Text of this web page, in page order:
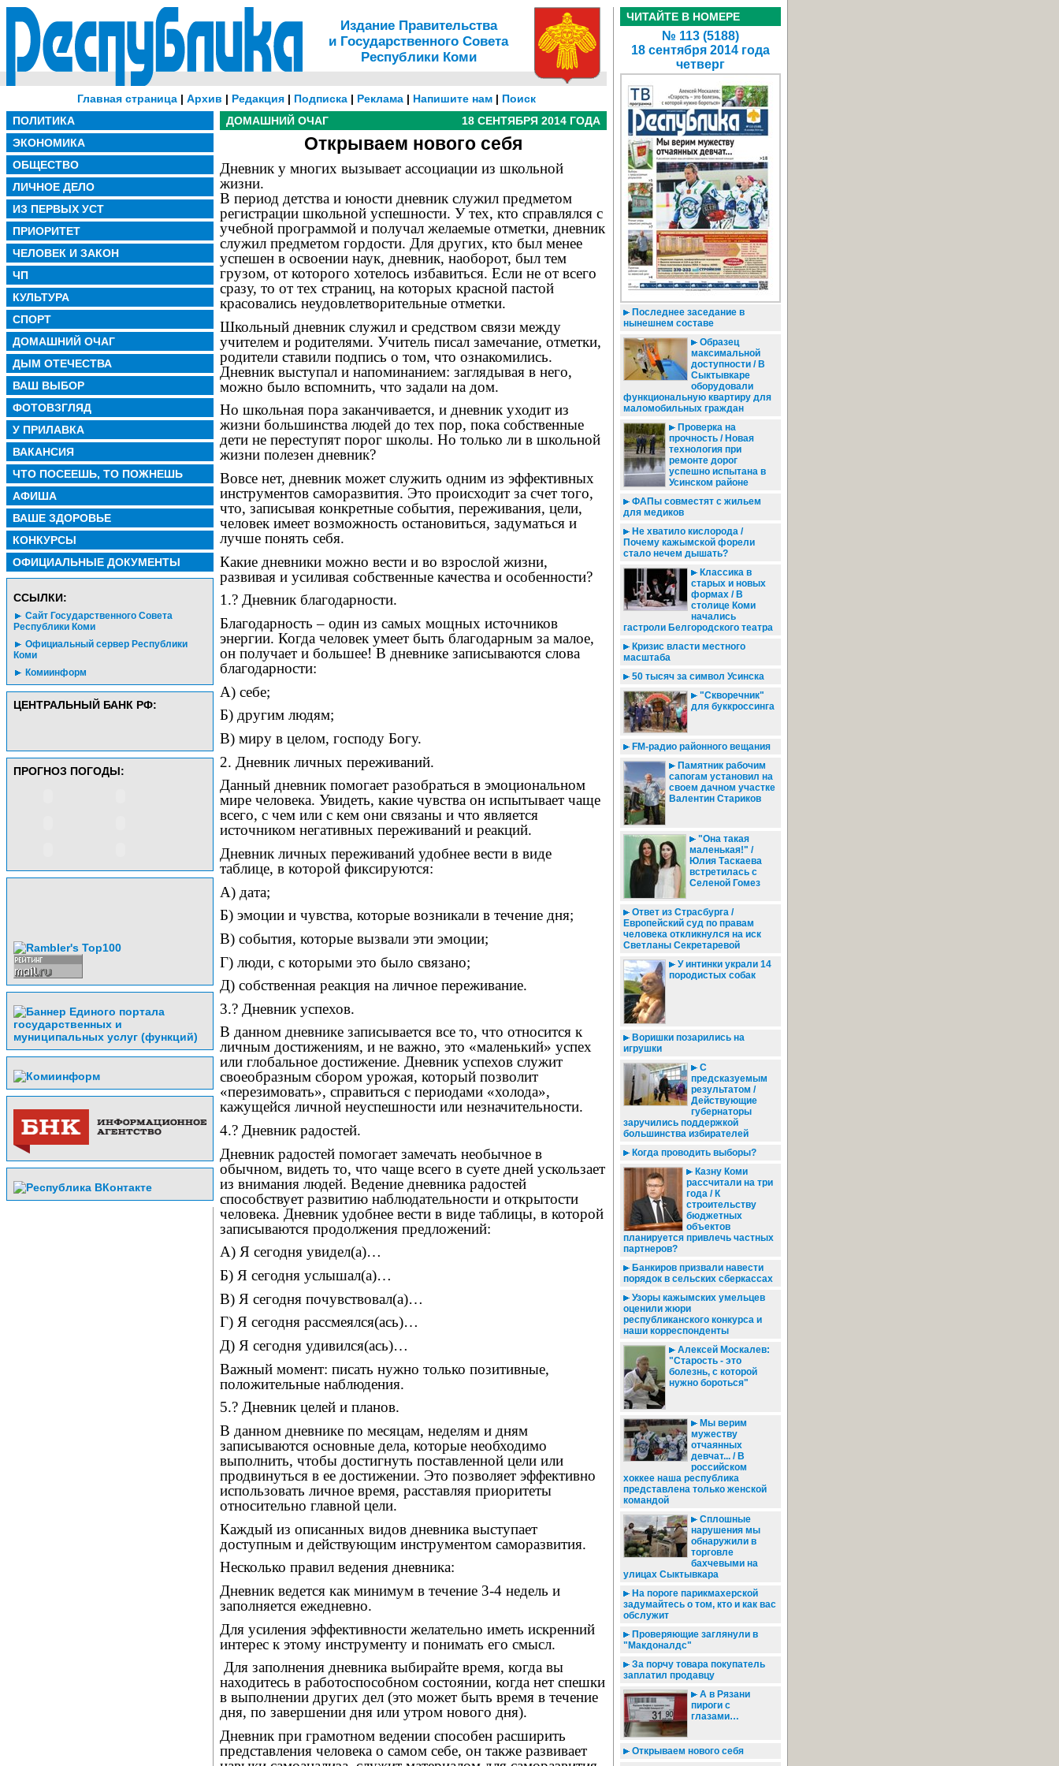
Издание Правительства
и Государственного Совета
Республики Коми
Главная страница | Архив | Редакция | Подписка | Реклама | Напишите нам | Поиск
ПОЛИТИКА
ЭКОНОМИКА
ОБЩЕСТВО
ЛИЧНОЕ ДЕЛО
ИЗ ПЕРВЫХ УСТ
ПРИОРИТЕТ
ЧЕЛОВЕК И ЗАКОН
ЧП
КУЛЬТУРА
СПОРТ
ДОМАШНИЙ ОЧАГ
ДЫМ ОТЕЧЕСТВА
ВАШ ВЫБОР
ФОТОВЗГЛЯД
У ПРИЛАВКА
ВАКАНСИЯ
ЧТО ПОСЕЕШЬ, ТО ПОЖНЕШЬ
АФИША
ВАШЕ ЗДОРОВЬЕ
КОНКУРСЫ
ОФИЦИАЛЬНЫЕ ДОКУМЕНТЫ
CСЫЛКИ:
Сайт Государственного Совета
Республики Коми
Официальный сервер Республики
Коми
Комиинформ
ЦЕНТРАЛЬНЫЙ БАНК РФ:
ПРОГНОЗ ПОГОДЫ:
ДОМАШНИЙ ОЧАГ 18 СЕНТЯБРЯ 2014 ГОДА
Открываем нового себя
Дневник у многих вызывает ассоциации из школьной
жизни.
В период детства и юности дневник служил предметом
регистрации школьной успешности. У тех, кто справлялся с
учебной программой и получал желаемые отметки, дневник
служил предметом гордости. Для других, кто был менее
успешен в освоении наук, дневник, наоборот, был тем
грузом, от которого хотелось избавиться. Если не от всего
сразу, то от тех страниц, на которых красной пастой
красовались неудовлетворительные отметки.
Школьный дневник служил и средством связи между
учителем и родителями. Учитель писал замечание, отметки,
родители ставили подпись о том, что ознакомились.
Дневник выступал и напоминанием: заглядывая в него,
можно было вспомнить, что задали на дом.
Но школьная пора заканчивается, и дневник уходит из
жизни большинства людей до тех пор, пока собственные
дети не переступят порог школы. Но только ли в школьной
жизни полезен дневник?
Вовсе нет, дневник может служить одним из эффективных
инструментов саморазвития. Это происходит за счет того,
что, записывая конкретные события, переживания, цели,
человек имеет возможность остановиться, задуматься и
лучше понять себя.
Какие дневники можно вести и во взрослой жизни,
развивая и усиливая собственные качества и особенности?
1.? Дневник благодарности.
Благодарность – один из самых мощных источников
энергии. Когда человек умеет быть благодарным за малое,
он получает и большее! В дневнике записываются слова
благодарности:
А) себе;
Б) другим людям;
В) миру в целом, господу Богу.
2. Дневник личных переживаний.
Данный дневник помогает разобраться в эмоциональном
мире человека. Увидеть, какие чувства он испытывает чаще
всего, с чем или с кем они связаны и что является
источником негативных переживаний и реакций.
Дневник личных переживаний удобнее вести в виде
таблице, в которой фиксируются:
А) дата;
Б) эмоции и чувства, которые возникали в течение дня;
В) события, которые вызвали эти эмоции;
Г) люди, с которыми это было связано;
Д) собственная реакция на личное переживание.
3.? Дневник успехов.
В данном дневнике записывается все то, что относится к
личным достижениям, и не важно, это «маленький» успех
или глобальное достижение. Дневник успехов служит
своеобразным сбором урожая, который позволит
«перезимовать», справиться с периодами «холода»,
кажущейся личной неуспешности или незначительности.
4.? Дневник радостей.
Дневник радостей помогает замечать необычное в
обычном, видеть то, что чаще всего в суете дней ускользает
из внимания людей. Ведение дневника радостей
способствует развитию наблюдательности и открытости
человека. Дневник удобнее вести в виде таблицы, в которой
записываются продолжения предложений:
А) Я сегодня увидел(а)…
Б) Я сегодня услышал(а)…
В) Я сегодня почувствовал(а)…
Г) Я сегодня рассмеялся(ась)…
Д) Я сегодня удивился(ась)…
Важный момент: писать нужно только позитивные,
положительные наблюдения.
5.? Дневник целей и планов.
В данном дневнике по месяцам, неделям и дням
записываются основные дела, которые необходимо
выполнить, чтобы достигнуть поставленной цели или
продвинуться в ее достижении. Это позволяет эффективно
использовать личное время, расставляя приоритеты
относительно главной цели.
Каждый из описанных видов дневника выступает
доступным и действующим инструментом саморазвития.
Несколько правил ведения дневника:
Дневник ведется как минимум в течение 3-4 недель и
заполняется ежедневно.
Для усиления эффективности желательно иметь искренний
интерес к этому инструменту и понимать его смысл.
Для заполнения дневника выбирайте время, когда вы
находитесь в работоспособном состоянии, когда нет спешки
в выполнении других дел (это может быть время в течение
дня, по завершении дня или утром нового дня).
Дневник при грамотном ведении способен расширить
представления человека о самом себе, он также развивает
ЧИТАЙТЕ В НОМЕРЕ
№ 113 (5188)
18 сентября 2014 года
четверг
Последнее заседание в
нынешнем составе
Образец
максимальной
доступности / В
Сыктывкаре
оборудовали
функциональную квартиру для
маломобильных граждан
Проверка на
прочность / Новая
технология при
ремонте дорог
успешно испытана в
Усинском районе
ФАПы совместят с жильем
для медиков
Не хватило кислорода /
Почему кажымской форели
стало нечем дышать?
Классика в
старых и новых
формах / В
столице Коми
начались
гастроли Белгородского театра
Кризис власти местного
масштаба
50 тысяч за символ Усинска
"Скворечник"
для буккроссинга
FM-радио районного вещания
Памятник рабочим
сапогам установил на
своем дачном участке
Валентин Стариков
"Она такая
маленькая!" /
Юлия Таскаева
встретилась с
Селеной Гомез
Ответ из Страсбурга /
Европейский суд по правам
человека откликнулся на иск
Светланы Секретаревой
У интинки украли 14
породистых собак
Воришки позарились на
игрушки
С
предсказуемым
результатом /
Действующие
губернаторы
заручились поддержкой
большинства избирателей
Когда проводить выборы?
Казну Коми
рассчитали на три
года / К
строительству
бюджетных
объектов
планируется привлечь частных
партнеров?
Банкиров призвали навести
порядок в сельских сберкассах
Узоры кажымских умельцев
оценили жюри
республиканского конкурса и
наши корреспонденты
Алексей Москалев:
"Старость - это
болезнь, с которой
нужно бороться"
Мы верим
мужеству
отчаянных
девчат... / В
российском
хоккее наша республика
представлена только женской
командой
Сплошные
нарушения мы
обнаружили в
торговле
бахчевыми на
улицах Сыктывкара
На пороге парикмахерской
задумайтесь о том, кто и как вас
обслужит
Проверяющие заглянули в
"Макдоналдс"
За порчу товара покупатель
заплатил продавцу
А в Рязани
пироги с
глазами…
Открываем нового себя